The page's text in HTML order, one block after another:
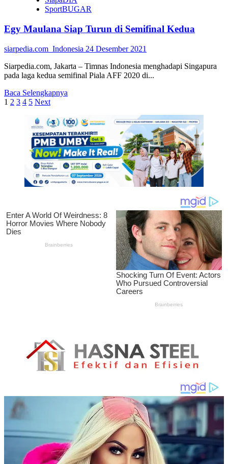
UMBY
Webinar
Pangan
SportBUGAR
Egy Maulana Siap Turun di Semifinal Kedua
siarpedia.com_Indonesia 24 Desember 2021
Siarpedia.com, Jakarta – Timnas Indonesia menghadapi Singapura
pada laga kedua semifinal Piala AFF 2020 di...
Baca Selengkapnya
Egy
Maulana
Siap
Turun
di
Semifinal
Kedua
Paginasi
1 2 3 4 5 Next